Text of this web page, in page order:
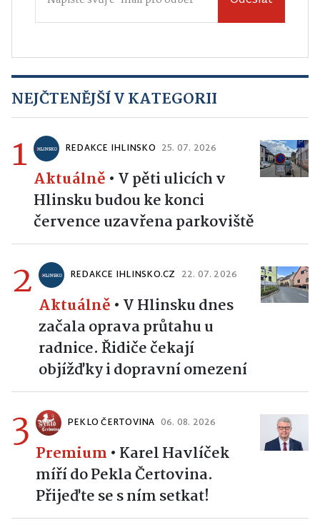
NEJČTENĚJŠÍ V KATEGORII
1 REDAKCE IHLINSKO 25. 07. 2026
Aktuálně • V pěti ulicích v
Hlinsku budou ke konci
července uzavřena parkoviště
2 REDAKCE IHLINSKO.CZ 22. 07. 2026
Aktuálně • V Hlinsku dnes
začala oprava průtahu u
radnice. Řidiče čekají
objížďky i dopravní omezení
3 PEKLO ČERTOVINA 06. 08. 2026
Premium • Karel Havlíček
míří do Pekla Čertovina.
Přijeďte se s ním setkat!